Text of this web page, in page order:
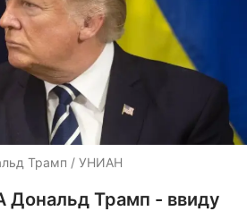
Трамп / УНИАН
Трамп - ввиду